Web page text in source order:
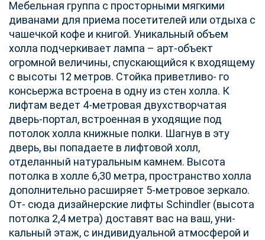
Мебельная группа с просторными мягкими
диванами для приема посетителей или отдыха с
чашечкой кофе и книгой. Уникальный объем
холла подчеркивает лампа – арт-объект
огромной величины, спускающийся к входящему
с высоты 12 метров. Стойка приветливо- го
консьержа встроена в одну из стен холла. К
лифтам ведет 4-метровая двухстворчатая
дверь-портал, встроенная в уходящие под
потолок холла книжные полки. Шагнув в эту
дверь, вы попадаете в лифтовой холл,
отделанный натуральным камнем. Высота
потолка в холле 6,30 метра, пространство холла
дополнительно расширяет 5-метровое зеркало.
От- сюда дизайнерские лифты Schindler (высота
потолка 2,4 метра) доставят вас на ваш, уни-
кальный этаж, с индивидуальной атмосферой и